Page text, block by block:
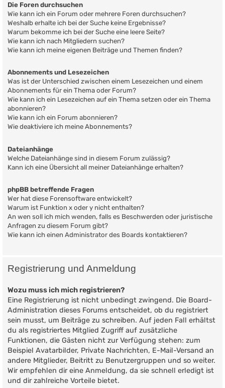
Die Foren durchsuchen
Wie kann ich ein Forum oder mehrere Foren durchsuchen?
Weshalb erhalte ich bei der Suche keine Ergebnisse?
Warum bekomme ich bei der Suche eine leere Seite?
Wie kann ich nach Mitgliedern suchen?
Wie kann ich meine eigenen Beiträge und Themen finden?
Abonnements und Lesezeichen
Was ist der Unterschied zwischen einem Lesezeichen und einem
Abonnements für ein Thema oder Forum?
Wie kann ich ein Lesezeichen auf ein Thema setzen oder ein Thema
abonnieren?
Wie kann ich ein Forum abonnieren?
Wie deaktiviere ich meine Abonnements?
Dateianhänge
Welche Dateianhänge sind in diesem Forum zulässig?
Kann ich eine Übersicht all meiner Dateianhänge erhalten?
phpBB betreffende Fragen
Wer hat diese Forensoftware entwickelt?
Warum ist Funktion x oder y nicht enthalten?
An wen soll ich mich wenden, falls es Beschwerden oder juristische
Anfragen zu diesem Forum gibt?
Wie kann ich einen Administrator des Boards kontaktieren?
Registrierung und Anmeldung
Wozu muss ich mich registrieren?
Eine Registrierung ist nicht unbedingt zwingend. Die Board-
Administration dieses Forums entscheidet, ob du registriert
sein musst, um Beiträge zu schreiben. Auf jeden Fall erhältst
du als registriertes Mitglied Zugriff auf zusätzliche
Funktionen, die Gästen nicht zur Verfügung stehen: zum
Beispiel Avatarbilder, Private Nachrichten, E-Mail-Versand an
andere Mitglieder, Beitritt zu Benutzergruppen und so weiter.
Wir empfehlen dir eine Anmeldung, da sie schnell erledigt ist
und dir zahlreiche Vorteile bietet.